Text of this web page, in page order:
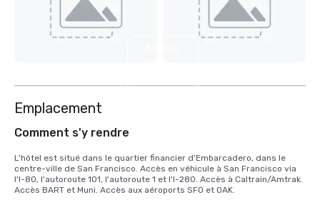
Emplacement
Comment s'y rendre
L'hôtel est situé dans le quartier financier d'Embarcadero, dans le
centre-ville de San Francisco. Accès en véhicule à San Francisco via
l'I-80, l'autoroute 101, l'autoroute 1 et l'I-280. Accès à Caltrain/Amtrak.
Accès BART et Muni. Accès aux aéroports SFO et OAK.